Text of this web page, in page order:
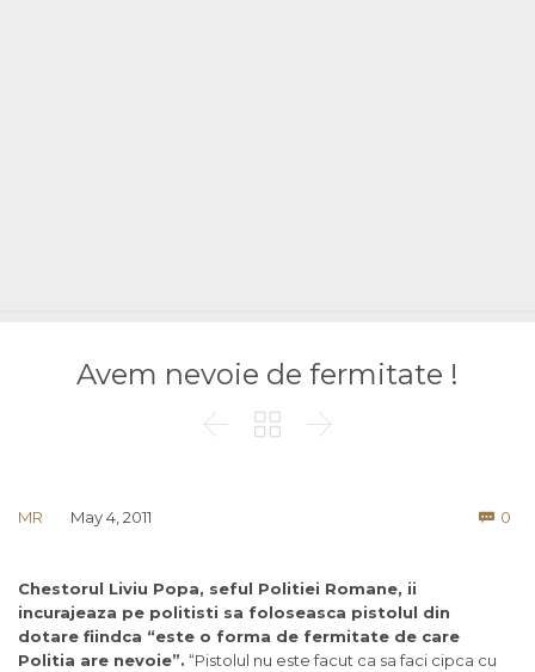
Avem nevoie de fermitate !
  
MR May 4, 2011  0
Chestorul Liviu Popa, seful Politiei Romane, ii
incurajeaza pe politisti sa foloseasca pistolul din
dotare fiindca “este o forma de fermitate de care
Politia are nevoie”. “Pistolul nu este facut ca sa faci cipca cu